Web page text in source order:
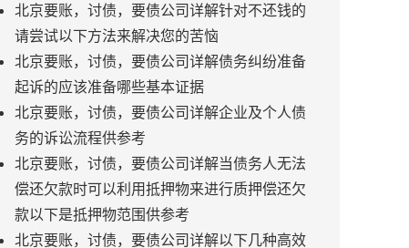
北京要账，讨债，要债公司详解针对不还钱的
请尝试以下方法来解决您的苦恼
北京要账，讨债，要债公司详解债务纠纷准备
起诉的应该准备哪些基本证据
北京要账，讨债，要债公司详解企业及个人债
务的诉讼流程供参考
北京要账，讨债，要债公司详解当债务人无法
偿还欠款时可以利用抵押物来进行质押偿还欠
款以下是抵押物范围供参考
北京要账，讨债，要债公司详解以下几种高效